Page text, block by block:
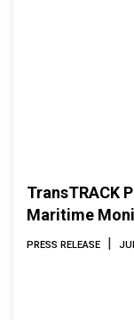
TransTRACK
Maritime
INAMARINE
PRESS RELEASE |